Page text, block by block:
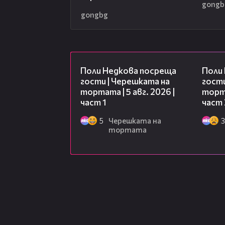
gongbg
Поли Недкова посреща
гости | Черешката на
тортата | 5 авг. 2026 |
част 1
5
Черешката на
тортата
Поли
част
3